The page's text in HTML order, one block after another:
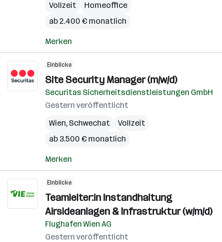
Vollzeit
Homeoffice
ab 2.400 € monatlich
Merken
Einblicke
Site Security Manager (m/w/d)
Securitas Sicherheitsdienstleistungen GmbH
Gestern veröffentlicht
Wien, Schwechat
Vollzeit
ab 3.500 € monatlich
Merken
Einblicke
Teamleiter:in Instandhaltung
Airsideanlagen & Infrastruktur (w/m/d)
Flughafen Wien AG
Gestern veröffentlicht